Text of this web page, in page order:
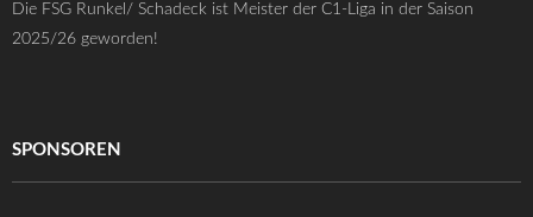
Die FSG Runkel/ Schadeck ist Meister der C1-Liga in der Saison
2025/26 geworden!
SPONSOREN